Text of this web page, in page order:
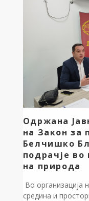
акција е јасен
локалната
Дебрца. Грижата
Одржана
на Закон за
Белчишко
подрачје во
на природа
Во организација
средина и